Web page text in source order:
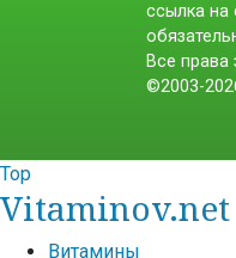
ссылка на
Все
©2003-
Top
Vitaminov.net
Витамины